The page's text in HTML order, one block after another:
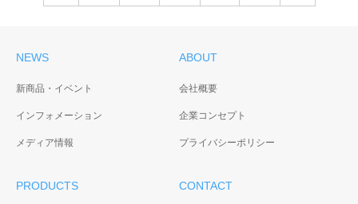
NEWS
新商品・イベント
インフォメーション
メディア情報
ABOUT
会社概要
企業コンセプト
プライバシーポリシー
PRODUCTS CONTACT